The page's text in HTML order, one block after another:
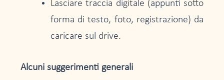
Lasciare traccia digitale (appunti sotto
forma di testo, foto, registrazione) da
caricare sul drive.
Alcuni suggerimenti generali